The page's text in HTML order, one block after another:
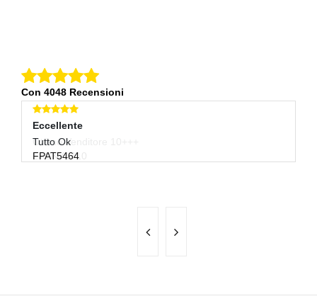
Con 4048 Recensioni
Eccellente
Tutto Ok
FPAT5464